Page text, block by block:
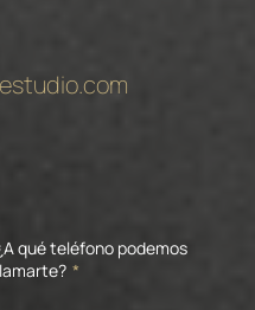
qué teléfono podemos
*